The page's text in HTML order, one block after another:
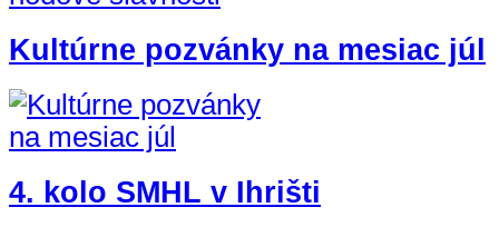
Kultúrne pozvánky na mesiac júl
4. kolo SMHL v Ihrišti